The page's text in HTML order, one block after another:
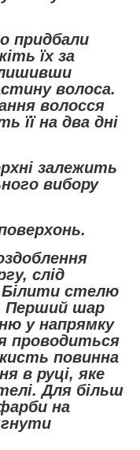
придбали
їх за
волоса.
волосся
її на два дні
залежить
вибору
слід
Білити стелю
Перший шар
у напрямку
проводиться
повинна
в руці, яке
Для більш
на